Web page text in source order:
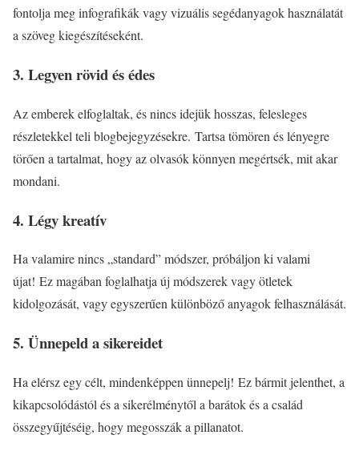
fontolja meg infografikák vagy vizuális segédanyagok használatát
a szöveg kiegészítéseként.
3. Legyen rövid és édes
Az emberek elfoglaltak, és nincs idejük hosszas, felesleges
részletekkel teli blogbejegyzésekre. Tartsa tömören és lényegre
törően a tartalmat, hogy az olvasók könnyen megértsék, mit akar
mondani.
4. Légy kreatív
Ha valamire nincs „standard” módszer, próbáljon ki valami
újat! Ez magában foglalhatja új módszerek vagy ötletek
kidolgozását, vagy egyszerűen különböző anyagok felhasználását.
5. Ünnepeld a sikereidet
Ha elérsz egy célt, mindenképpen ünnepelj! Ez bármit jelenthet, a
kikapcsolódástól és a sikerélménytől a barátok és a család
összegyűjtéséig, hogy megosszák a pillanatot.